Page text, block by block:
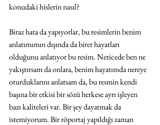
konudaki hislerin nasıl?
Biraz hata da yapıyorlar, bu resimlerin benim
anlatımımın dışında da birer hayatları
olduğunu anlatıyor bu resim. Neticede ben ne
yakıştırsam da onlara, benim hayatımda nereye
oturduklarını anlatsam da, bu resmin kendi
başına bir etkisi bir sözü herkese ayrı işleyen
bazı kaliteleri var. Bir şey dayatmak da
istemiyorum. Bir röportaj yapıldığı zaman